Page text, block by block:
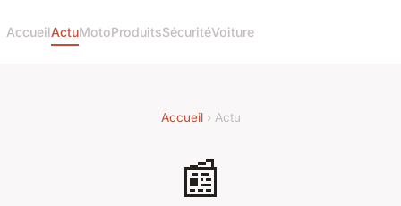
AccueilActuMotoProduitsSécuritéVoiture
Accueil› Actu
📰